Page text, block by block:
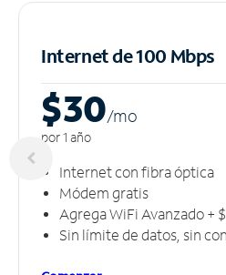
Internet de 100 Mbps
$30/mo
por 1 año
Internet con fibra óptica
Módem gratis
Agrega WiFi Avanzado +
Sin límite de datos, sin